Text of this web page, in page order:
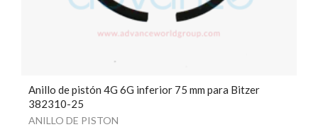
Anillo de pistón 4G 6G inferior 75 mm para Bitzer
382310-25
ANILLO DE PISTON